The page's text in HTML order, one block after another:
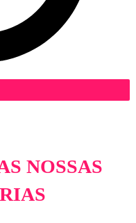
NOSSAS